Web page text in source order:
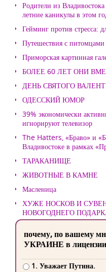
Родители из
летние каникулы в этом
Гейминг против стресса:
Путешествия с питомцами
Приморская картинная
БОЛЕЕ 60 ЛЕТ ОНИ
ДЕНЬ СВЯТОГО
ОДЕССКИЙ ЮМОР
39% экономически
игнорируют телевизор
The Hatters, «Браво» и
Владивостоке в рамках
ТАРАКАНИЩЕ
ЖИВОТНЫЕ В КАМНЕ
Масленица
ХУЖЕ НОСКОВ И
НОВОГОДНЕГО
почему, по вашему
УКРАИНЕ в лицензии
1. Уважает Путина.